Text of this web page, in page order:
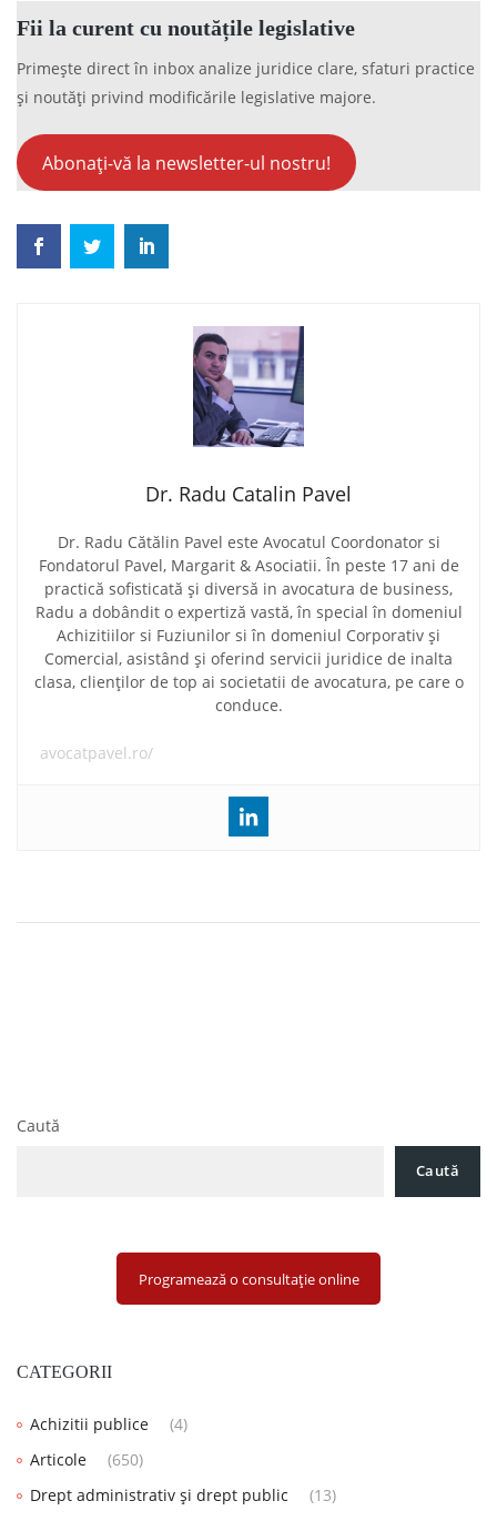
Fii la curent cu noutățile legislative
Primește direct în inbox analize juridice clare, sfaturi practice
și noutăți privind modificările legislative majore.
Abonați-vă la newsletter-ul nostru!
Dr. Radu Catalin Pavel
Dr. Radu Cătălin Pavel este Avocatul Coordonator si
Fondatorul Pavel, Margarit & Asociatii. În peste 17 ani de
practică sofisticată și diversă in avocatura de business,
Radu a dobândit o expertiză vastă, în special în domeniul
Achizitiilor si Fuziunilor si în domeniul Corporativ și
Comercial, asistând și oferind servicii juridice de inalta
clasa, clienților de top ai societatii de avocatura, pe care o
conduce.
avocatpavel.ro/
Caută
Caută
Programează o consultație online
CATEGORII
Achizitii publice
(4)
Articole
(650)
Drept administrativ și drept public
(13)